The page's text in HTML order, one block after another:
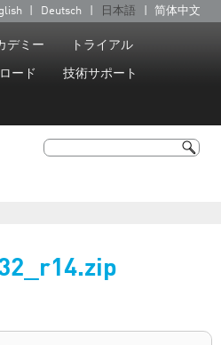
to navigation
Deutsch 日本語 简体中文
デミー トライアル
ード 技術サポート
検索